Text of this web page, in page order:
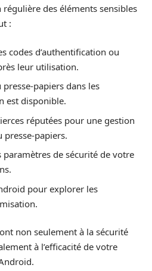
des éléments sensibles
:
codes d’authentification ou
leur utilisation.
papiers dans les
est disponible.
réputées pour une gestion
presse-papiers.
de sécurité de votre
pour explorer les
non seulement à la sécurité
à l’efficacité de votre